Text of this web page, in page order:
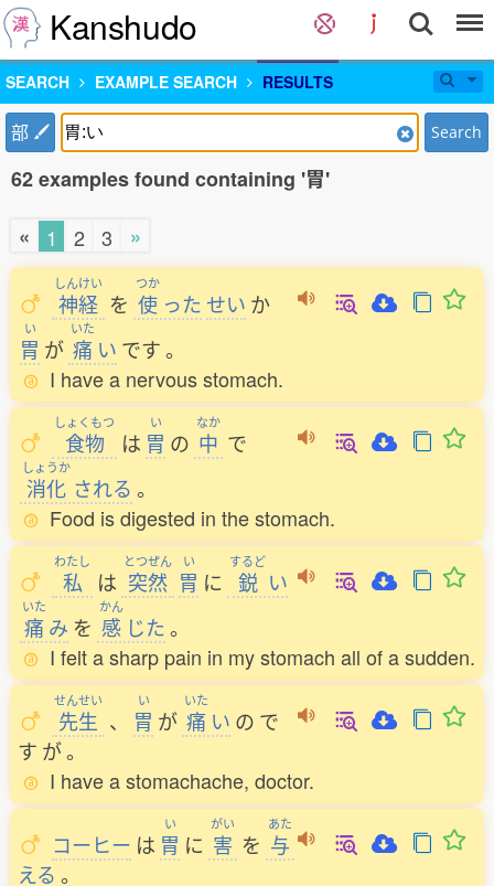
Kanshudo
SEARCH EXAMPLE SEARCH RESULTS
部 Search
62 examples found containing '胃'
« 1 2 3 »
しんけい
神経 を
つか
使 ったせい か
い
胃 が
いた
痛 い です。
I have a nervous stomach.
しょくもつ
食物 は
い
胃 の
なか
中 で
しょうか
消化 される 。
Food is digested in the stomach.
わたし
私 は
とつぜん
突然
い
胃 に
するど
鋭 い
いた
痛 み を
かん
感 じた。
I felt a sharp pain in my stomach all of a sudden.
せんせい
先生 、
い
胃 が
いた
痛 い の で
す が。
I have a stomachache, doctor.
コーヒー は
い
胃 に
がい
害 を
あた
与
える 。